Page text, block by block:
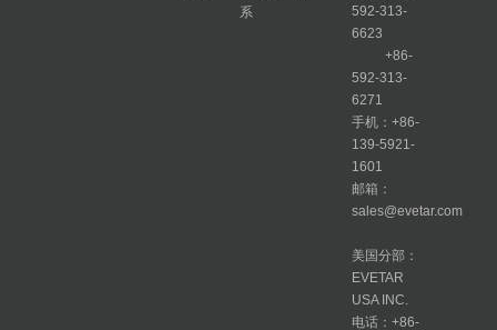
系
592-313-
6623
+86-
592-313-
6271
手机：+86-
139-5921-
1601
邮箱：
sales@evetar.com
美国分部：
EVETAR
USA INC.
电话：+86-